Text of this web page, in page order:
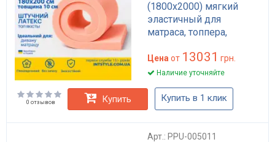
(1800х2000) мягкий
эластичный для
матраса, топпера,
Цена от 13031 грн.
Наличие уточняйте
0 отзывов Купить Купить в 1 клик
Арт.: PPU-005011